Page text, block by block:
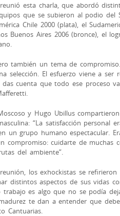
esta charla, que abordó
que se subieron al podio del
Chile 2000 (plata), el
Buenos Aires 2006 (bronce), el
también un tema de
selección. El esfuerzo viene a ser
cuenta que todo ese proceso
y Hugo Ubillus
“La satisfacción personal
un grupo humano espectacular.
compromiso: cuidarte de muchas
del ambiente”.
los exhockistas se refirieron
distintos aspectos de sus vidas
es algo que no se podía
te dan a entender que
Cantuarias.